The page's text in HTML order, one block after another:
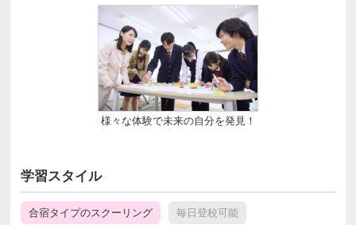
様々な体験で未来の自分を発見！
学習スタイル
合宿タイプのスクーリング 毎日登校可能